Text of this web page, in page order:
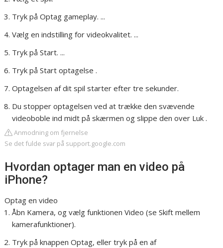
Tryk på Optag gameplay. ...
Vælg en indstilling for videokvalitet. ...
Tryk på Start. ...
Tryk på Start optagelse .
Optagelsen af dit spil starter efter tre sekunder.
Du stopper optagelsen ved at trække den svævende
videoboble ind midt på skærmen og slippe den over Luk .
Anmodning om fjernelse
Se det fulde svar på support.google.com
Hvordan optager man en video på
iPhone?
Optag en video
Åbn Kamera, og vælg funktionen Video (se Skift mellem
kamerafunktioner).
Tryk på knappen Optag, eller tryk på en af